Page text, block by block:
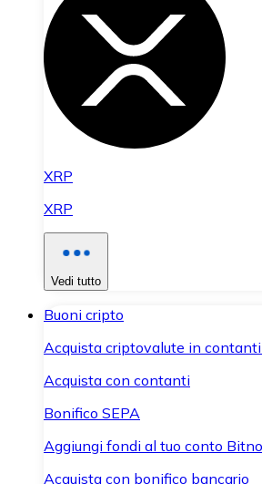
XRP
XRP
Vedi tutto
Buoni cripto
Acquista criptovalute in
Acquista con contanti
Bonifico SEPA
Aggiungi fondi al tuo conto
Acquista con bonifico bancario